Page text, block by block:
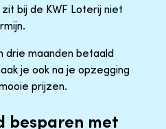
bij de KWF Loterij niet
drie maanden betaald
je ook na je opzegging
prijzen.
besparen met